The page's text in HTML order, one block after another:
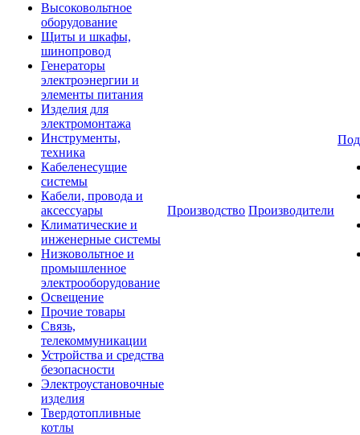
Высоковольтное
оборудование
Щиты и шкафы,
шинопровод
Генераторы
электроэнергии и
элементы питания
Изделия для
электромонтажа
Инструменты,
техника
Кабеленесущие
системы
Кабели, провода и
аксессуары
Климатические и
инженерные системы
Низковольтное и
промышленное
электрооборудование
Освещение
Прочие товары
Связь,
телекоммуникации
Устройства и средства
безопасности
Электроустановочные
изделия
Твердотопливные
котлы
Производство Производители